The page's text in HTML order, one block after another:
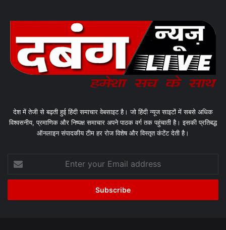
देश में तेजी से बढ़ती हुई हिंदी समाचार वेबसाइट है। जो हिंदी न्यूज साइटों में सबसे अधिक
विश्वसनीय, प्रमाणिक और निष्पक्ष समाचार अपने पाठक वर्ग तक पहुंचाती है। इसकी प्रतिबद्ध
ऑनलाइन संपादकीय टीम हर रोज विशेष और विस्तृत कंटेंट देती है।
your
Email